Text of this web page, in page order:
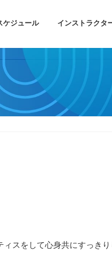
ケジュール インストラクタ
スをして心身共にすっき